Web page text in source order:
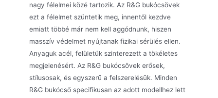
nagy félelmei közé tartozik. Az R&G bukócsövek
ezt a félelmet szüntetik meg, innentől kezdve
emiatt többé már nem kell aggódnunk, hiszen
masszív védelmet nyújtanak fizikai sérülés ellen.
Anyaguk acél, felületük szinterezett a tökéletes
megjelenésért. Az R&G bukócsövek erősek,
stílusosak, és egyszerű a felszerelésük. Minden
R&G bukócső specifikusan az adott modellhez lett